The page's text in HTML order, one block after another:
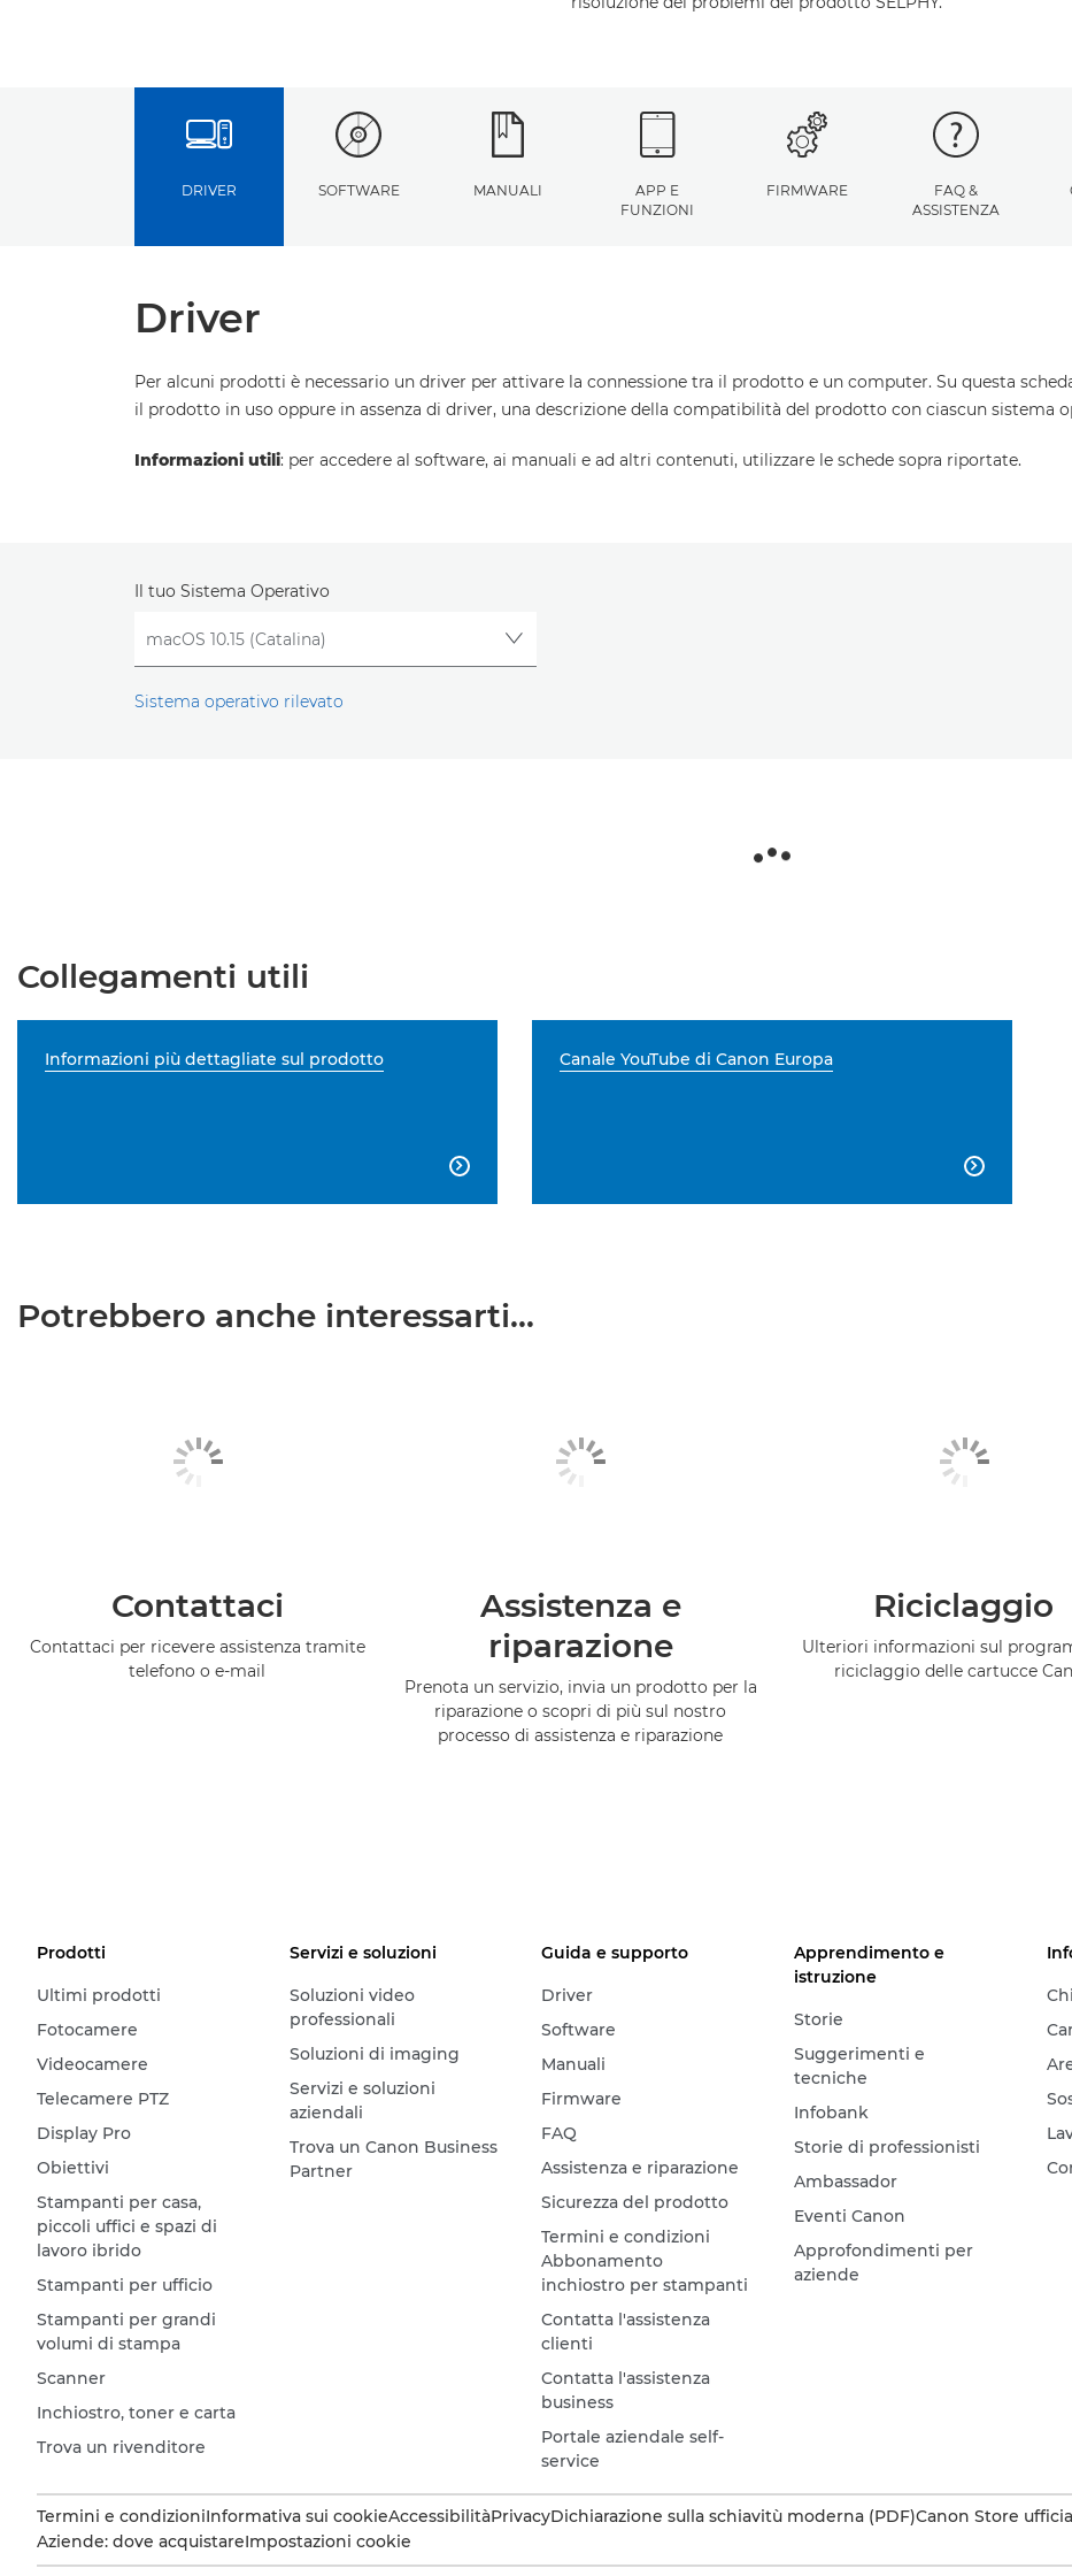
DRIVER SOFTWARE MANUALI
APP E
FUNZIONI
FIRMWARE
FAQ &
ASSISTENZA
Driver
Per alcuni prodotti è necessario un driver per attivare la connessione tra il prodotto e un computer. Su questa
il prodotto in uso oppure in assenza di driver, una descrizione della compatibilità del prodotto con ciascun sistema
Informazioni utili: per accedere al software, ai manuali e ad altri contenuti, utilizzare le schede sopra riportate.
Il tuo Sistema Operativo
Sistema operativo rilevato
Collegamenti utili
Informazioni più dettagliate sul prodotto

Canale YouTube di Canon Europa

Potrebbero anche interessarti...
Contattaci
Contattaci per ricevere assistenza tramite
telefono o e-mail
Assistenza e
riparazione
Prenota un servizio, invia un prodotto per la
riparazione o scopri di più sul nostro
processo di assistenza e riparazione
Riciclaggio
Ulteriori informazioni sul
riciclaggio delle cartucce
Prodotti
Ultimi prodotti
Fotocamere
Videocamere
Telecamere PTZ
Display Pro
Obiettivi
Stampanti per casa,
piccoli uffici e spazi di
lavoro ibrido
Stampanti per ufficio
Stampanti per grandi
volumi di stampa
Scanner
Inchiostro, toner e carta
Trova un rivenditore
Servizi e soluzioni
Soluzioni video
professionali
Soluzioni di imaging
Servizi e soluzioni
aziendali
Trova un Canon Business
Partner
Guida e supporto
Driver
Software
Manuali
Firmware
FAQ
Assistenza e riparazione
Sicurezza del prodotto
Termini e condizioni
Abbonamento
inchiostro per stampanti
Contatta l'assistenza
clienti
Contatta l'assistenza
business
Portale aziendale self-
service
Apprendimento e
istruzione
Storie
Suggerimenti e
tecniche
Infobank
Storie di professionisti
Ambassador
Eventi Canon
Approfondimenti per
aziende
Termini e condizioniInformativa sui cookieAccessibilitàPrivacyDichiarazione sulla schiavitù moderna (PDF)Canon Store
Aziende: dove acquistareImpostazioni cookie